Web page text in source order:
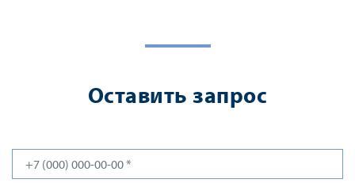
Оставить запрос